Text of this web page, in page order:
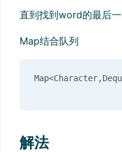
直到找到word的最后
Map结合队列
解法